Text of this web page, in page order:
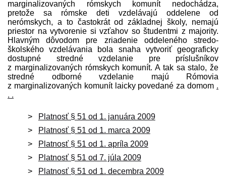
marginalizovaných rómskych komunít nedochádza,
pretože sa rómske deti vzdelávajú oddelene od
nerómskych, a to častokrát od základnej školy, nemajú
priestor na vytvorenie si vzťahov so študentmi z majority.
Hlavným dôvodom pre zriadenie oddeleného stredo­
školského vzdelávania bola snaha vytvoriť geograficky
dostupné stredné vzdelanie pre príslušníkov
z marginalizovaných rómskych komunít. A tak sa stalo, že
stredné odborné vzdelanie majú Rómovia
z marginalizovaných komunít laicky povedané za domom .
. .
Platnosť § 51 od 1. januára 2009
Platnosť § 51 od 1. marca 2009
Platnosť § 51 od 1. apríla 2009
Platnosť § 51 od 7. júla 2009
Platnosť § 51 od 1. decembra 2009